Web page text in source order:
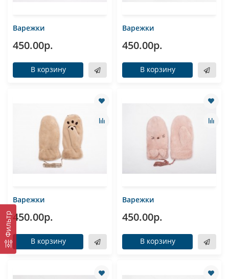
Фильтр
Варежки
450.00р.
В корзину
Варежки
450.00р.
В корзину
Варежки
450.00р.
В корзину
Варежки
450.00р.
В корзину